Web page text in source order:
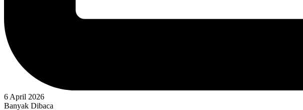
6 April 2026
Banyak Dibaca